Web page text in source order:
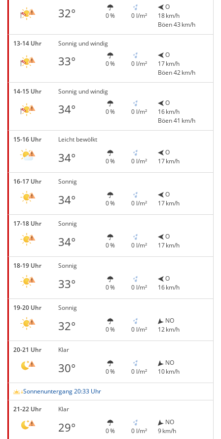
32° 0 % 0 l/m²
O
18 km/h
Böen 43 km/h
13-14 Uhr Sonnig und windig
33° 0 % 0 l/m²
O
17 km/h
Böen 42 km/h
14-15 Uhr Sonnig und windig
34° 0 % 0 l/m²
O
16 km/h
Böen 41 km/h
15-16 Uhr Leicht bewölkt
34° 0 % 0 l/m²
O
17 km/h
16-17 Uhr Sonnig
34° 0 % 0 l/m²
O
17 km/h
17-18 Uhr Sonnig
34° 0 % 0 l/m²
O
17 km/h
18-19 Uhr Sonnig
33° 0 % 0 l/m²
O
16 km/h
19-20 Uhr Sonnig
32° 0 % 0 l/m²
NO
12 km/h
20-21 Uhr Klar
30° 0 % 0 l/m²
NO
10 km/h
Sonnenuntergang 20:33 Uhr
21-22 Uhr Klar
29° 0 % 0 l/m²
NO
9 km/h